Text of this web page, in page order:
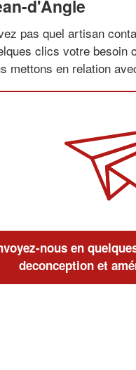
d'Angle
pas quel artisan
clics votre besoin
mettons en relation
nous en
deconception et